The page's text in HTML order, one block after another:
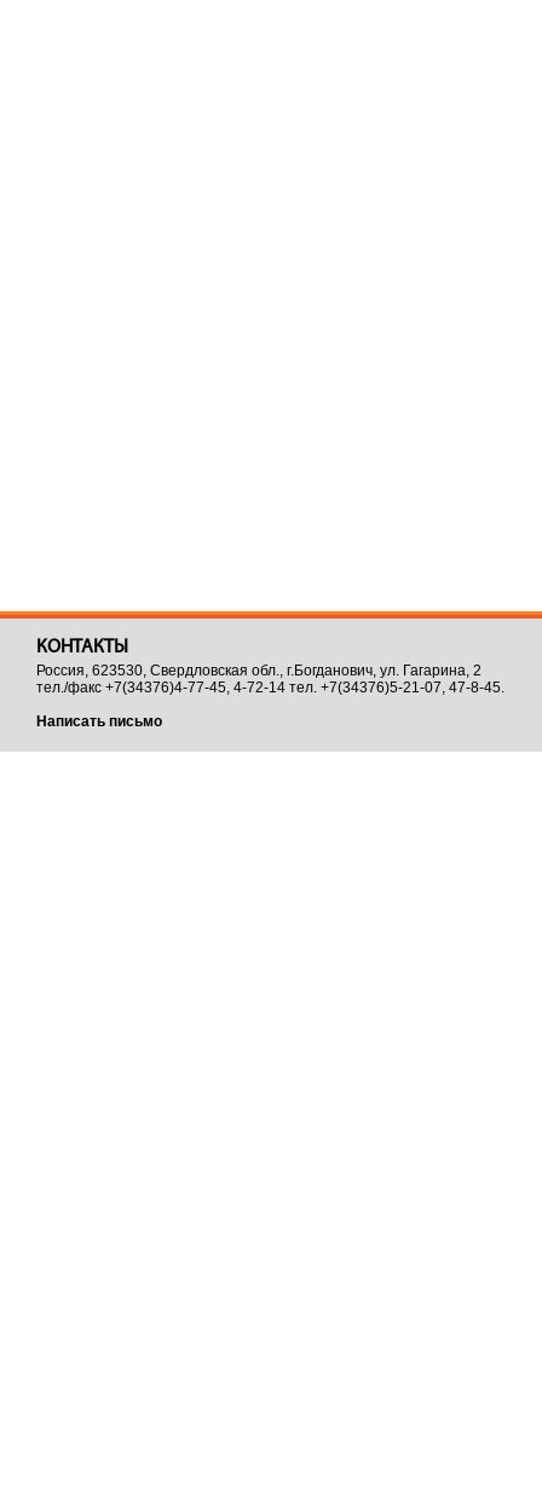
КОНТАКТЫ
Россия, 623530, Свердловская обл., г.Богданович, ул. Гагарина, 2
тел./факс +7(34376)4-77-45, 4-72-14 тел. +7(34376)5-21-07, 47-8-45.
Написать письмо